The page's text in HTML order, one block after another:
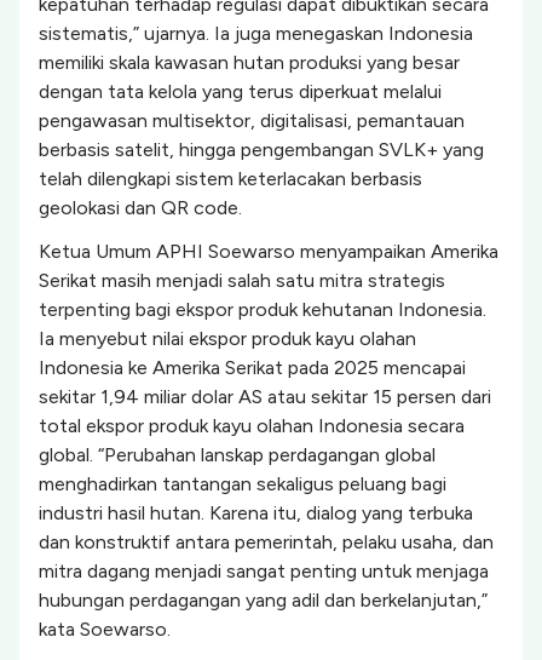
sistematis,” ujarnya. Ia juga menegaskan Indonesia
memiliki skala kawasan hutan produksi yang besar
dengan tata kelola yang terus diperkuat melalui
pengawasan multisektor, digitalisasi, pemantauan
berbasis satelit, hingga pengembangan SVLK+ yang
telah dilengkapi sistem keterlacakan berbasis
geolokasi dan QR code.
Ketua Umum APHI Soewarso menyampaikan Amerika
Serikat masih menjadi salah satu mitra strategis
terpenting bagi ekspor produk kehutanan Indonesia.
Ia menyebut nilai ekspor produk kayu olahan
Indonesia ke Amerika Serikat pada 2025 mencapai
sekitar 1,94 miliar dolar AS atau sekitar 15 persen dari
total ekspor produk kayu olahan Indonesia secara
global. “Perubahan lanskap perdagangan global
menghadirkan tantangan sekaligus peluang bagi
industri hasil hutan. Karena itu, dialog yang terbuka
dan konstruktif antara pemerintah, pelaku usaha, dan
mitra dagang menjadi sangat penting untuk menjaga
hubungan perdagangan yang adil dan berkelanjutan,”
kata Soewarso.